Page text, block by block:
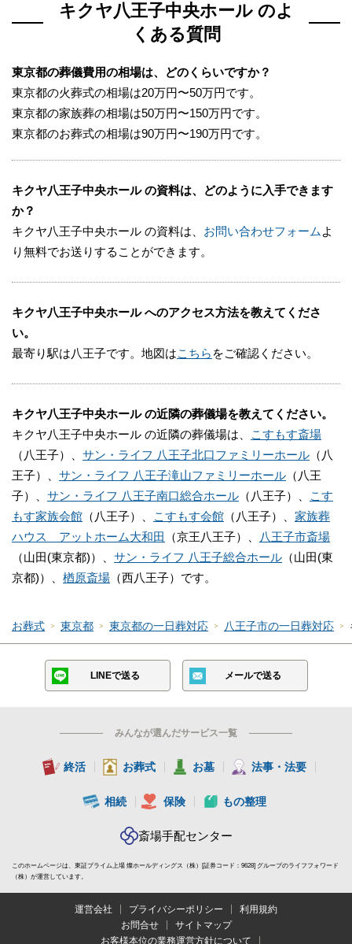
キクヤ八王子中央ホール のよ
くある質問
東京都の葬儀費用の相場は、どのくらいですか？
東京都の火葬式の相場は20万円〜50万円です。
東京都の家族葬の相場は50万円〜150万円です。
東京都のお葬式の相場は90万円〜190万円です。
キクヤ八王子中央ホール の資料は、どのように入手できます
か？
キクヤ八王子中央ホール の資料は、 お問い合わせフォーム よ
り無料でお送りすることができます。
キクヤ八王子中央ホール へのアクセス方法を教えてくださ
い。
最寄り駅は八王子です。地図はこちら をご確認ください。
キクヤ八王子中央ホール の近隣の葬儀場を教えてください。
キクヤ八王子中央ホール の近隣の葬儀場は、
こすもす斎場
（八王子）、 サン・ライフ 八王子北口ファミリーホール （八
王子）、 サン・ライフ 八王子滝山ファミリーホール （八王
子）、 サン・ライフ 八王子南口総合ホール （八王子）、
こす
もす家族会館 （八王子）、 こすもす会館 （八王子）、 家族葬
ハウス アットホーム大和田
（京王八王子）、
八王子市斎場
（山田(東京都)）、 サン・ライフ 八王子総合ホール （山田(東
京都)）、 楢原斎場 （西八王子）です。
お葬式 東京都 東京都の一日葬対応 八王子市の一日葬対応
LINEで送る メールで送る
みんなが選んだサービス一覧
終活 お葬式 お墓 法事・法要
相続 保険 もの整理
斎場手配センター
このホームページは、東証プライム上場 燦ホールディングス（株）[証券コード：9628] グループのライフフォワード
（株）が運営しています。
運営会社 プライバシーポリシー
利用規約
お問合せ
サイトマップ
お客様本位の業務運営方針について